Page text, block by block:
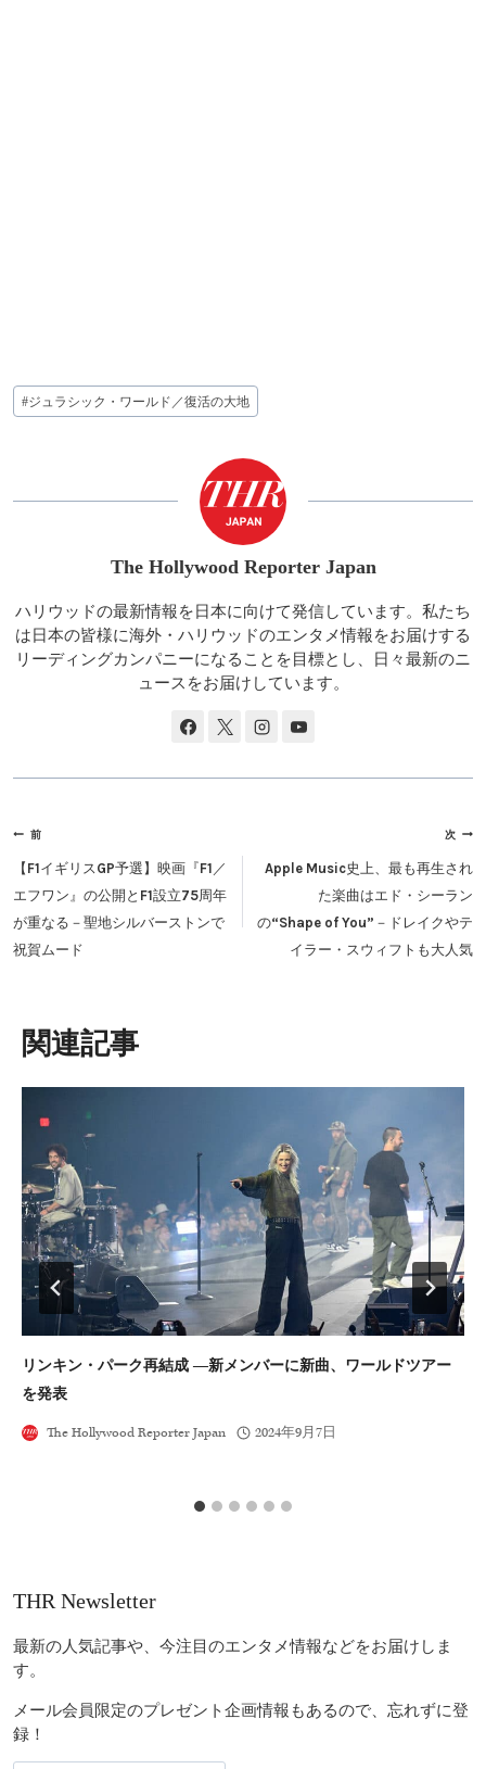
投
稿
#ジュラシック・ワールド／復活の大地
The Hollywood Reporter Japan
ハリウッドの最新情報を日本に向けて発信しています。私たち
は日本の皆様に海外・ハリウッドのエンタメ情報をお届けする
リーディングカンパニーになることを目標とし、日々最新のニ
ュースをお届けしています。
投
稿
ナ
ビ
ゲ
ョ
ン
前
【F1イギリスGP予選】映画『F1／
エフワン』の公開とF1設立75周年
が重なる－聖地シルバーストンで
祝賀ムード
次
Apple Music史上、最も再生され
た楽曲はエド・シーラン
の“Shape of You”－ドレイクやテ
イラー・スウィフトも大人気
類似投稿
リンキン・パーク再結成 ―新メンバーに新曲、ワールドツアー
を発表
The Hollywood Reporter Japan 2024年9月7日
THR Newsletter
最新の人気記事や、今注目のエンタメ情報などをお届けしま
す。
メール会員限定のプレゼント企画情報もあるので、忘れずに登
録！